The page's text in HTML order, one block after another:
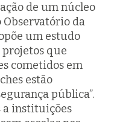
de um núcleo
Observatório da
um estudo
projetos que
cometidos em
estão
pública”.
a instituições